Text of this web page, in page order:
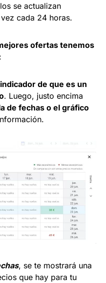
se actualizan
cada 24 horas.
ofertas tenemos
de que es un
. Luego, justo encima
de fechas o el gráfico
, se te mostrará una
que hay para tu